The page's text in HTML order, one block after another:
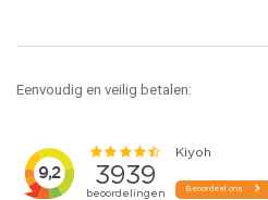
Eenvoudig en veilig betalen: